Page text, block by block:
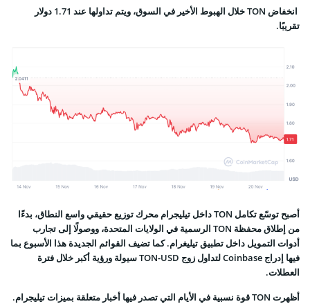
انخفاض TON خلال الهبوط الأخير في السوق، ويتم تداولها عند 1.71 دولار
تقريبًا.
أصبح توسّع تكامل TON داخل تيليجرام محرك توزيع حقيقي واسع النطاق، بدءًا
من إطلاق محفظة TON الرسمية في الولايات المتحدة، ووصولًا إلى تجارب
أدوات التمويل داخل تطبيق تيليغرام. كما تضيف القوائم الجديدة هذا الأسبوع بما
فيها إدراج Coinbase لتداول زوج TON-USD سيولة ورؤية أكبر خلال فترة
العطلات.
أظهرت TON قوة نسبية في الأيام التي تصدر فيها أخبار متعلقة بميزات تيليجرام.